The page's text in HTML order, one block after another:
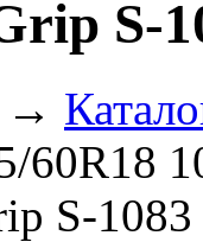
S-
→
60R18
S-